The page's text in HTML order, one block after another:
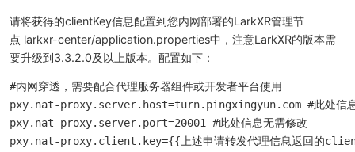
请将获得的clientKey信息配置到您内网部署的LarkXR管理节
点 larkxr-center/application.properties中，注意LarkXR的版本需
要升级到3.3.2.0及以上版本。配置如下：
#内网穿透，需要配合代理服务器组件或开发者平台使用
pxy.nat-proxy.server.host=turn.pingxingyun.com #此处信息
pxy.nat-proxy.server.port=20001 #此处信息无需修改
pxy.nat-proxy.client.key={{上述申请转发代理信息返回的